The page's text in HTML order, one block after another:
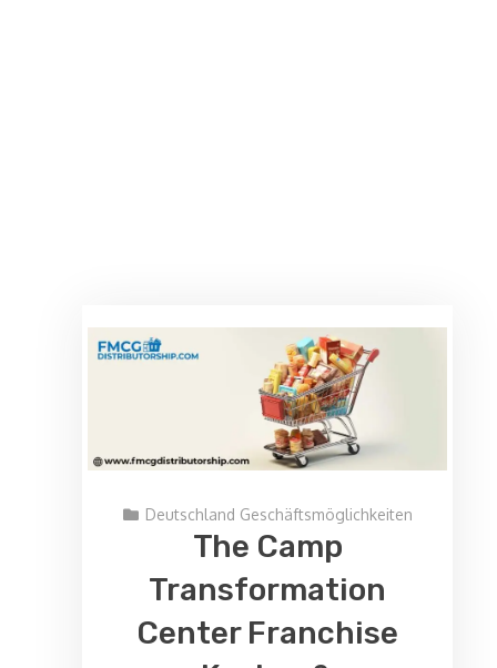
Deutschland Geschäftsmöglichkeiten
The Camp
Transformation
Center Franchise